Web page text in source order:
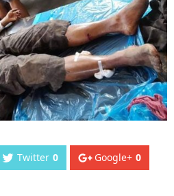
Twitter 0 Google+ 0